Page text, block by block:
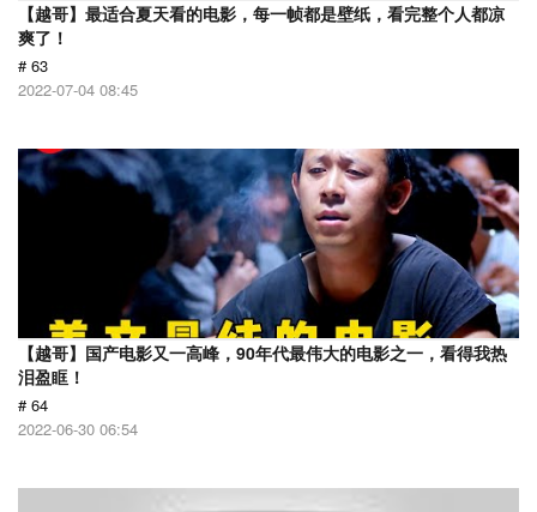
【越哥】最适合夏天看的电影，每一帧都是壁纸，看完整个人都凉
爽了！
# 63
2022-07-04 08:45
【越哥】国产电影又一高峰，90年代最伟大的电影之一，看得我热
泪盈眶！
# 64
2022-06-30 06:54